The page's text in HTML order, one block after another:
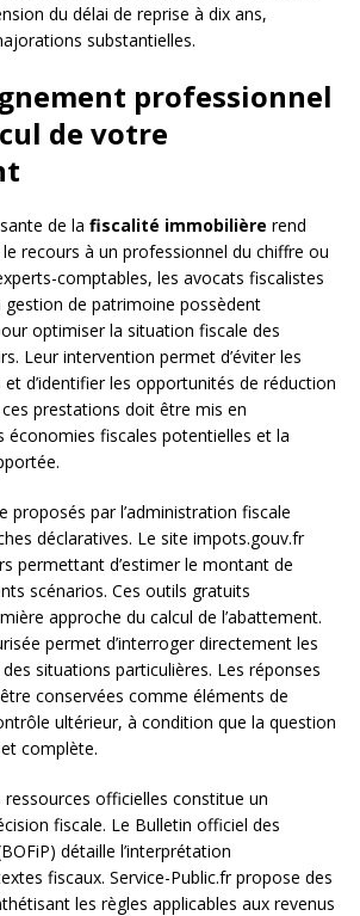
du délai de reprise à dix ans,
substantielles.
professionnel
de votre
de la fiscalité immobilière rend
recours à un professionnel du chiffre ou
comptables, les avocats fiscalistes
gestion de patrimoine possèdent
optimiser la situation fiscale des
Leur intervention permet d’éviter les
d’identifier les opportunités de réduction
prestations doit être mis en
économies fiscales potentielles et la
proposés par l’administration fiscale
déclaratives. Le site impots.gouv.fr
permettant d’estimer le montant de
scénarios. Ces outils gratuits
approche du calcul de l’abattement.
permet d’interroger directement les
situations particulières. Les réponses
conservées comme éléments de
ultérieur, à condition que la question
complète.
officielles constitue un
fiscale. Le Bulletin officiel des
détaille l’interprétation
fiscaux. Service-Public.fr propose des
les règles applicables aux revenus